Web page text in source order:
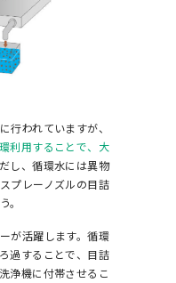
行われていますが、
利用することで、大
し、循環水には異物
プレーノズルの目詰
。
が活躍します。循環
過することで、目詰
浄機に付帯させるこ